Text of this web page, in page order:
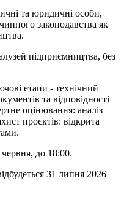
та юридичні особи,
законодавства як
підприємництва, без
етапи - технічний
та відповідності
оцінювання: аналіз
проєктів: відкрита
до 18:00.
31 липня 2026